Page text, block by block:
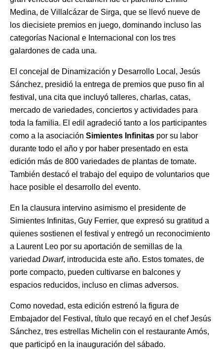
Medina, de Villalcázar de Sirga, que se llevó nueve de
los diecisiete premios en juego, dominando incluso las
categorías Nacional e Internacional con los tres
galardones de cada una.
El concejal de Dinamización y Desarrollo Local, Jesús
Sánchez, presidió la entrega de premios que puso fin al
festival, una cita que incluyó talleres, charlas, catas,
mercado de variedades, conciertos y actividades para
toda la familia. El edil agradeció tanto a los participantes
como a la asociación Simientes Infinitas por su labor
durante todo el año y por haber presentado en esta
edición más de 800 variedades de plantas de tomate.
También destacó el trabajo del equipo de voluntarios que
hace posible el desarrollo del evento.
En la clausura intervino asimismo el presidente de
Simientes Infinitas, Guy Ferrier, que expresó su gratitud a
quienes sostienen el festival y entregó un reconocimiento
a Laurent Leo por su aportación de semillas de la
variedad Dwarf, introducida este año. Estos tomates, de
porte compacto, pueden cultivarse en balcones y
espacios reducidos, incluso en climas adversos.
Como novedad, esta edición estrenó la figura de
Embajador del Festival, título que recayó en el chef Jesús
Sánchez, tres estrellas Michelin con el restaurante Amós,
que participó en la inauguración del sábado.